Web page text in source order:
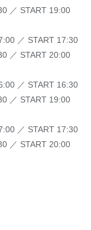
／ START 19:00
／ START 17:30
／ START 20:00
／ START 16:30
／ START 19:00
／ START 17:30
／ START 20:00